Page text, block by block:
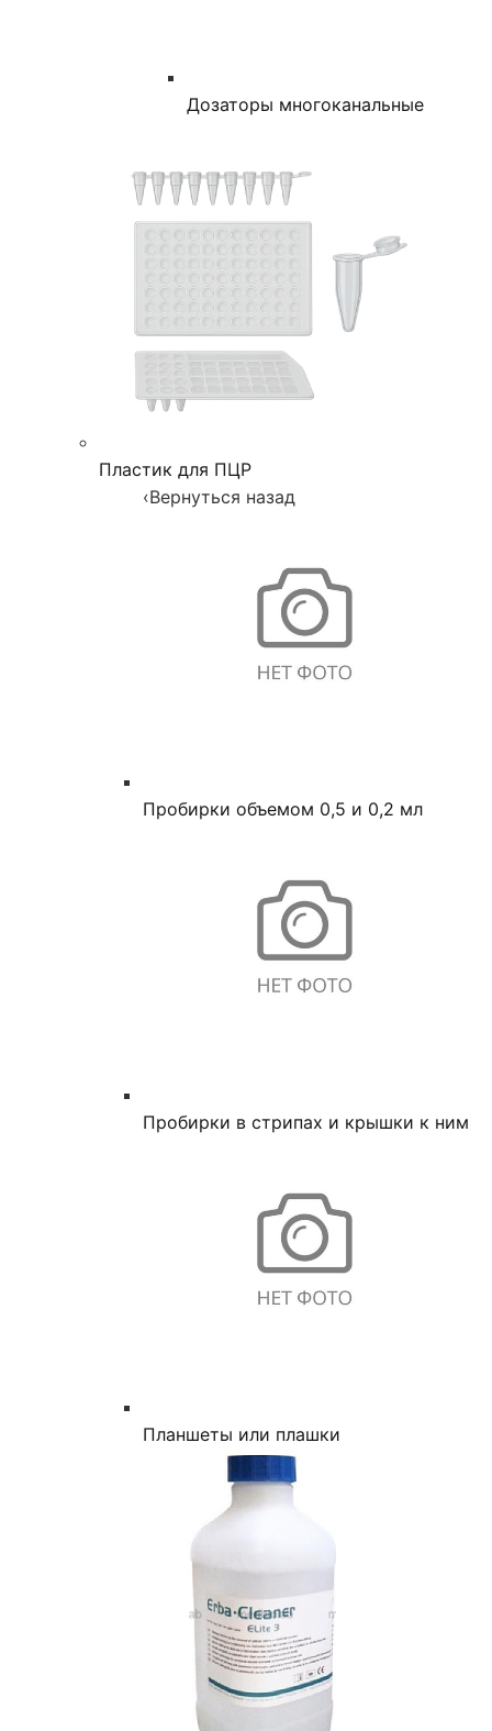
Дозаторы многоканальные
Пластик для ПЦР
‹Вернуться назад
Пробирки объемом 0,5 и 0,2 мл
Пробирки в стрипах и крышки к ним
Планшеты или плашки